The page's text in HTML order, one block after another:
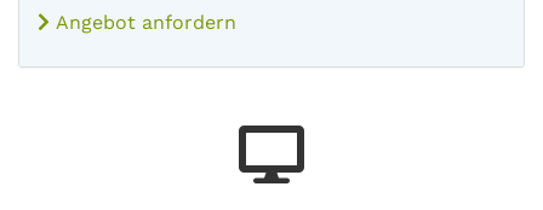
Angebot anfordern